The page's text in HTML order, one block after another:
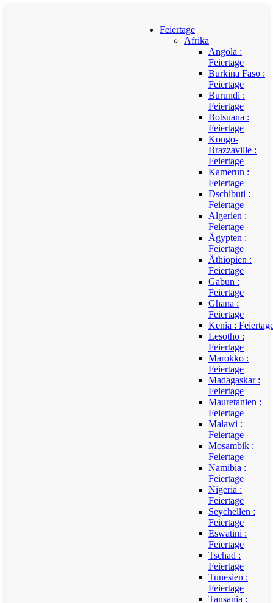
Feiertage
Afrika
Angola :
Feiertage
Burkina Faso :
Feiertage
Burundi :
Feiertage
Botsuana :
Feiertage
Kongo-
Brazzaville :
Feiertage
Kamerun :
Feiertage
Dschibuti :
Feiertage
Algerien :
Feiertage
Ägypten :
Feiertage
Äthiopien :
Feiertage
Gabun :
Feiertage
Ghana :
Feiertage
Kenia :
Lesotho :
Feiertage
Marokko :
Feiertage
Madagaskar :
Feiertage
Mauretanien :
Feiertage
Malawi :
Feiertage
Mosambik :
Feiertage
Namibia :
Feiertage
Nigeria :
Feiertage
Seychellen :
Feiertage
Eswatini :
Feiertage
Tschad :
Feiertage
Tunesien :
Feiertage
Tansania :